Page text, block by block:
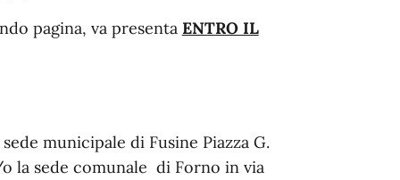
pagina, va presenta ENTRO IL
municipale di Fusine Piazza G.
la sede comunale di Forno in via